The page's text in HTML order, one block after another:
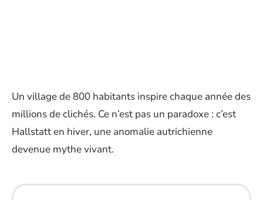
Un village de 800 habitants inspire chaque année des
millions de clichés. Ce n’est pas un paradoxe : c’est
Hallstatt en hiver, une anomalie autrichienne
devenue mythe vivant.